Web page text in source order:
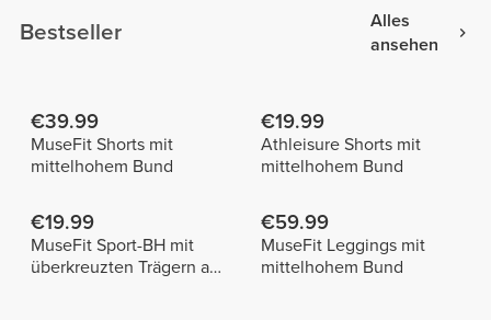
Bestseller
Alles
ansehen
€39.99
MuseFit Shorts mit
mittelhohem Bund
€19.99
Athleisure Shorts mit
mittelhohem Bund
€19.99
MuseFit Sport-BH mit
überkreuzten Trägern am
€59.99
MuseFit Leggings mit
mittelhohem Bund